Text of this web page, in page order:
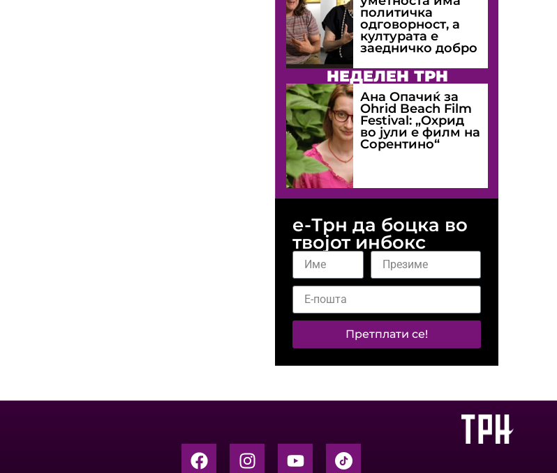
политичка
одговорност, а
културата е
заедничко добро
НЕДЕЛЕН ТРН
Ана Опачиќ за
Оhrid Beach Film
Festival: „Охрид
во јули е филм на
Сорентино“
е-Трн да боцка во
твојот инбокс
Претплати се!